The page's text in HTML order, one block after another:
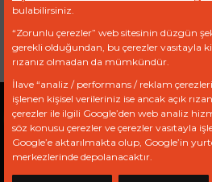
Gizlilik Politikası Açık
bulabilirsiniz.
“Zorunlu çerezler” web sitesinin düzgün
gerekli olduğundan, bu çerezler vasıtayla
rızanız olmadan da mümkündür.
İlave “analiz / performans / reklam
işlenen kişisel verileriniz ise ancak açık
çerezler ile ilgili Google’den web analiz
söz konusu çerezler ve çerezler vasıtayla
Google’e aktarılmakta olup, Google’in
merkezlerinde depolanacaktır.